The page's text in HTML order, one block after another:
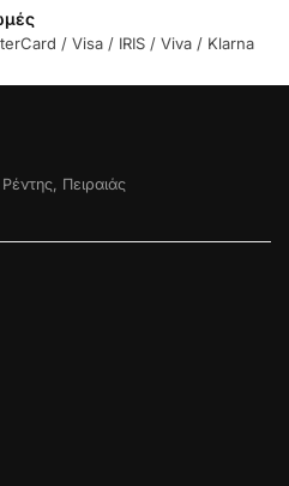
/ Visa / IRIS / Viva / Klarna
Πειραιάς